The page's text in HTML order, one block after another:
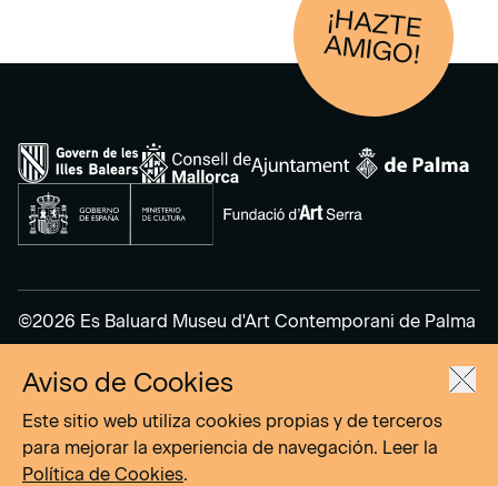
¡HAZTE
AM
IGO!
©2026 Es Baluard Museu d'Art Contemporani de Palma
Aviso Legal
Política de Privacidad
Política de cookies
Aviso de Cookies
Este sitio web utiliza cookies propias y de terceros
para mejorar la experiencia de navegación. Leer la
Política de Cookies.